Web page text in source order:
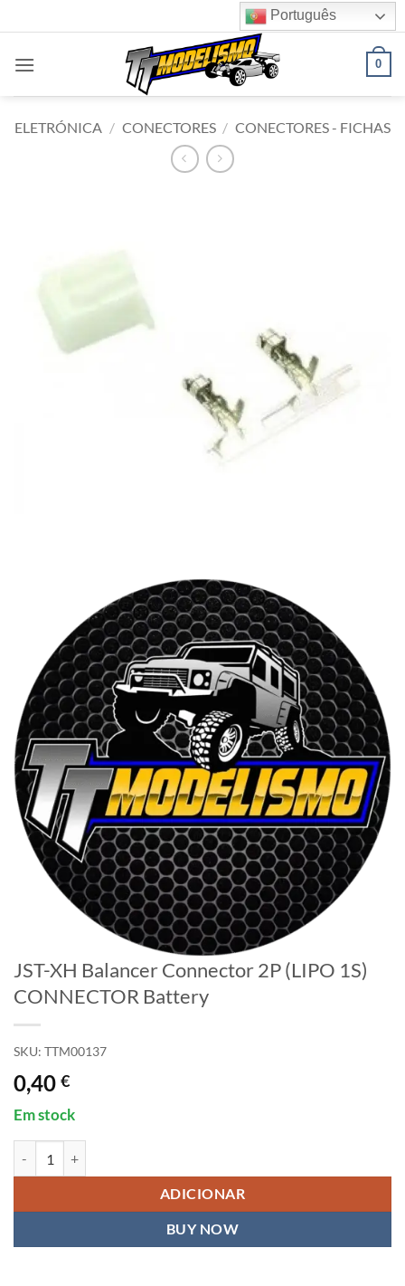
to
content
Português
0
ELETRÓNICA / CONECTORES / CONECTORES - FICHAS
JST-XH Balancer Connector 2P (LIPO 1S)
CONNECTOR Battery
SKU: TTM00137
0,40 €
Em stock
ADICIONAR
BUY NOW